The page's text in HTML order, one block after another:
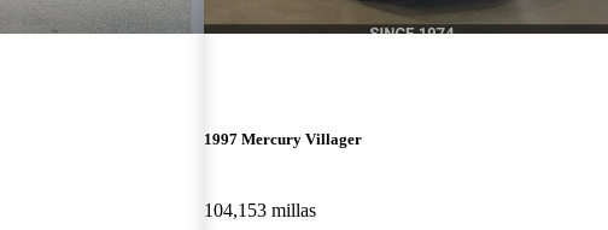
1997 Mercury Villager
104,153 millas